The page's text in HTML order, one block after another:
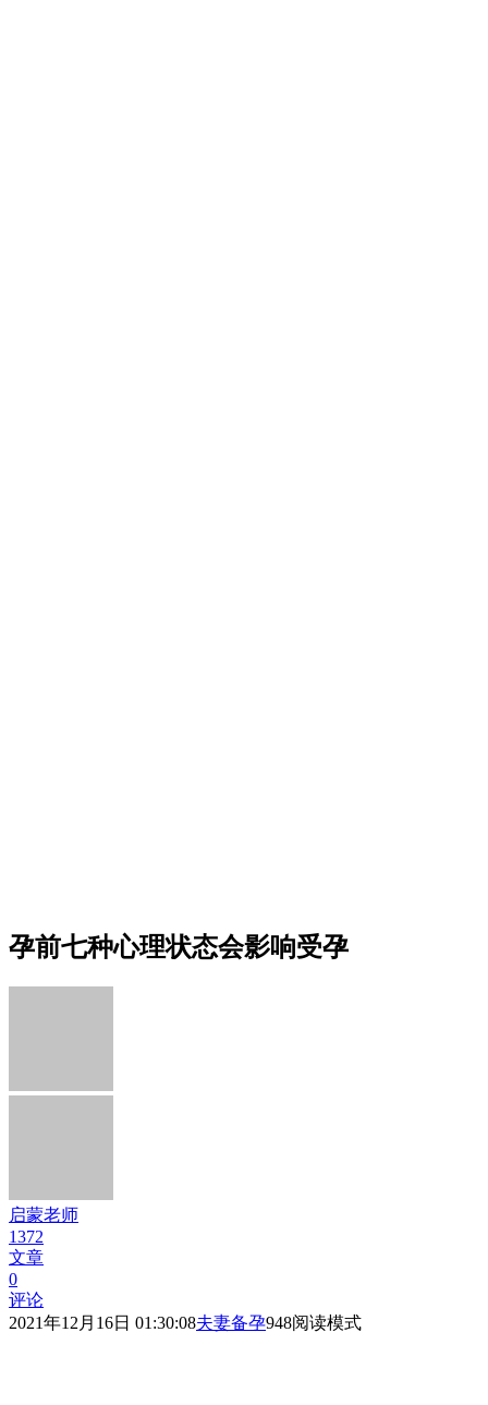
孕前七种心理状态会影响受孕
启蒙老师
1372
文章
0
评论
2021年12月16日 01:30:08夫妻备孕948阅读模式